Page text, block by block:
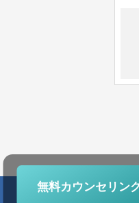
無料カウンセリン